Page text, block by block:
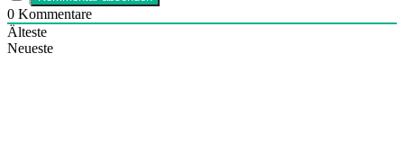
0 Kommentare
Älteste
Neueste